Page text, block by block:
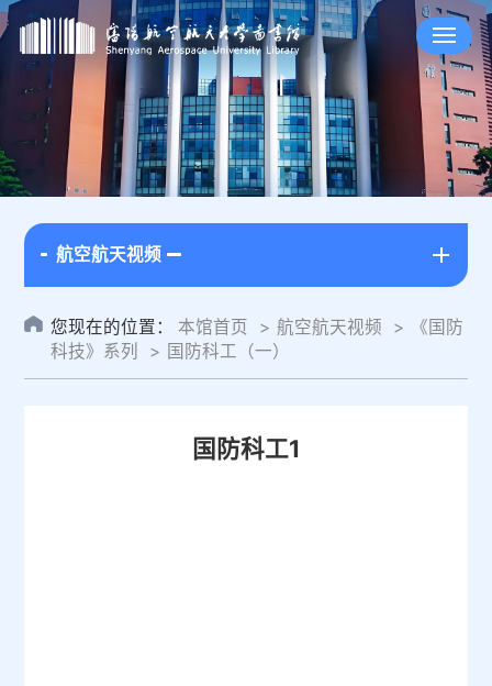
航空航天视频
您现在的位置： 本馆首页 航空航天视频
《国防
科技》系列
国防科工（一）
国防科工1